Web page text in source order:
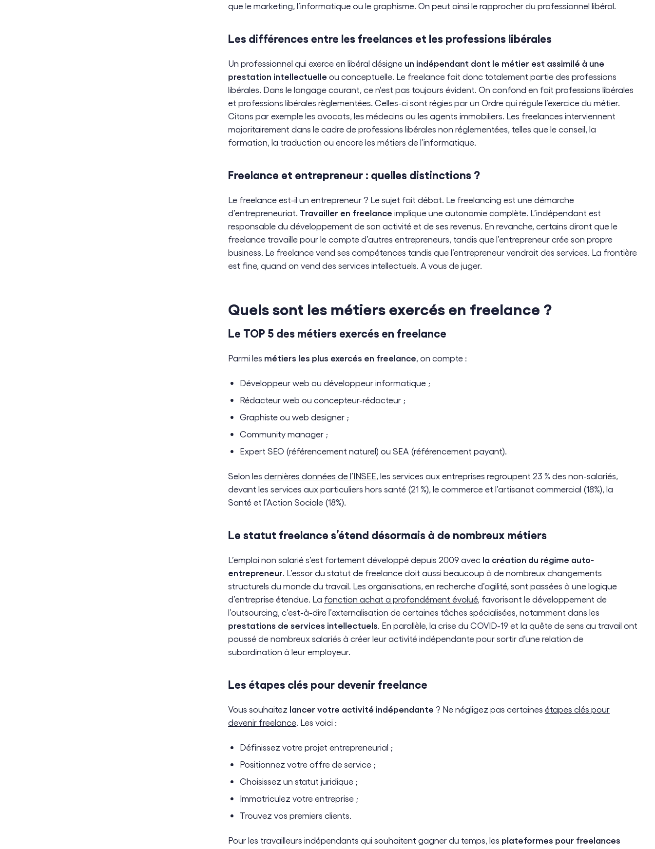
que le marketing, l’informatique ou le graphisme. On peut ainsi le rapprocher du professionnel libéral.
Les différences entre les freelances et les professions libérales
Un professionnel qui exerce en libéral désigne un indépendant dont le métier est assimilé à une
prestation intellectuelle ou conceptuelle. Le freelance fait donc totalement partie des professions
libérales. Dans le langage courant, ce n’est pas toujours évident. On confond en fait professions libérales
et professions libérales règlementées. Celles-ci sont régies par un Ordre qui régule l’exercice du métier.
Citons par exemple les avocats, les médecins ou les agents immobiliers. Les freelances interviennent
majoritairement dans le cadre de professions libérales non réglementées, telles que le conseil, la
formation, la traduction ou encore les métiers de l’informatique.
Freelance et entrepreneur : quelles distinctions ?
Le freelance est-il un entrepreneur ? Le sujet fait débat. Le freelancing est une démarche
d’entrepreneuriat. Travailler en freelance implique une autonomie complète. L’indépendant est
responsable du développement de son activité et de ses revenus. En revanche, certains diront que le
freelance travaille pour le compte d’autres entrepreneurs, tandis que l’entrepreneur crée son propre
business. Le freelance vend ses compétences tandis que l’entrepreneur vendrait des services. La frontière
est fine, quand on vend des services intellectuels. A vous de juger.
Quels sont les métiers exercés en freelance ?
Le TOP 5 des métiers exercés en freelance
Parmi les métiers les plus exercés en freelance, on compte :
Développeur web ou développeur informatique ;
Rédacteur web ou concepteur-rédacteur ;
Graphiste ou web designer ;
Community manager ;
Expert SEO (référencement naturel) ou SEA (référencement payant).
Selon les dernières données de l’INSEE, les services aux entreprises regroupent 23 % des non-salariés,
devant les services aux particuliers hors santé (21 %), le commerce et l’artisanat commercial (18%), la
Santé et l’Action Sociale (18%).
Le statut freelance s’étend désormais à de nombreux métiers
L’emploi non salarié s’est fortement développé depuis 2009 avec la création du régime auto-
entrepreneur. L’essor du statut de freelance doit aussi beaucoup à de nombreux changements
structurels du monde du travail. Les organisations, en recherche d’agilité, sont passées à une logique
d’entreprise étendue. La fonction achat a profondément évolué, favorisant le développement de
l’outsourcing, c’est-à-dire l’externalisation de certaines tâches spécialisées, notamment dans les
prestations de services intellectuels. En parallèle, la crise du COVID-19 et la quête de sens au travail ont
poussé de nombreux salariés à créer leur activité indépendante pour sortir d’une relation de
subordination à leur employeur.
Les étapes clés pour devenir freelance
Vous souhaitez lancer votre activité indépendante ? Ne négligez pas certaines étapes clés pour
devenir freelance. Les voici :
Définissez votre projet entrepreneurial ;
Positionnez votre offre de service ;
Choisissez un statut juridique ;
Immatriculez votre entreprise ;
Trouvez vos premiers clients.
Pour les travailleurs indépendants qui souhaitent gagner du temps, les plateformes pour freelances